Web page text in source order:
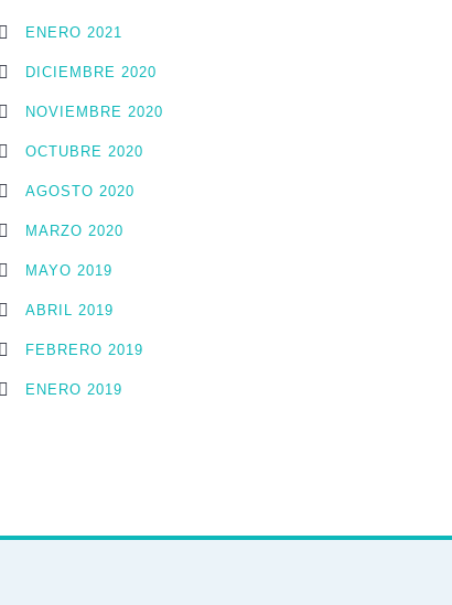
ENERO 2021
DICIEMBRE 2020
NOVIEMBRE 2020
OCTUBRE 2020
AGOSTO 2020
MARZO 2020
MAYO 2019
ABRIL 2019
FEBRERO 2019
ENERO 2019